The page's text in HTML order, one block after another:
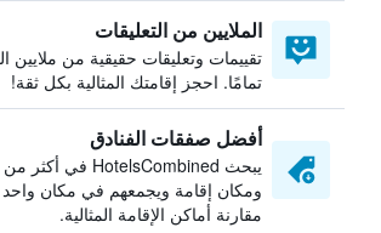
الملايين من التعليقات
تقييمات وتعليقات حقيقية من ملايين
تمامًا. احجز إقامتك المثالية بكل ثقة!
أفضل صفقات الفنادق
ومكان إقامة ويجمعهم في مكان
مقارنة أماكن الإقامة المثالية.